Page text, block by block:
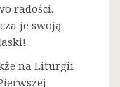
radości.
je swoją
na Liturgii